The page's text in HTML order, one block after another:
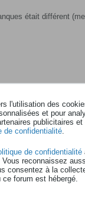
était différent
l'utilisation des
et pour
publicitaires
de confidentialité.
de confidentialité
reconnaissez
consentez à la
forum est hébergé.